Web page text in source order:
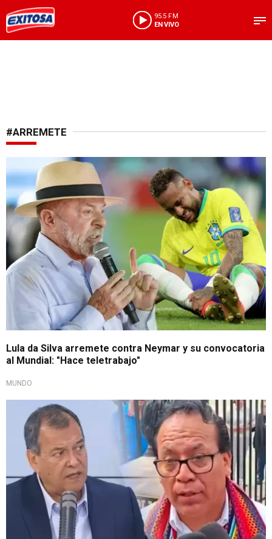
95.5 FM
EN VIVO
#ARREMETE
Política y fútbol
Lula da Silva arremete contra Neymar y su convocatoria
al Mundial: "Hace teletrabajo"
MUNDO
Responde a acusación